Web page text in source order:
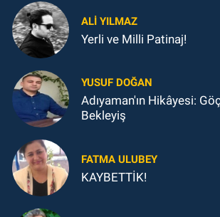
ALI YILMAZ
Yerli ve Milli Patinaj!
YUSUF DOĞAN
Adıyaman'ın Hikâyesi:
Bekleyiş
FATMA ULUBEY
KAYBETTİK!